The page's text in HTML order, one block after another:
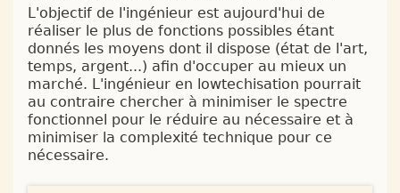
L'objectif de l'ingénieur est aujourd'hui de
réaliser le plus de fonctions possibles étant
donnés les moyens dont il dispose (état de l'art,
temps, argent...) afin d'occuper au mieux un
marché. L'ingénieur en lowtechisation pourrait
au contraire chercher à minimiser le spectre
fonctionnel pour le réduire au nécessaire et à
minimiser la complexité technique pour ce
nécessaire.